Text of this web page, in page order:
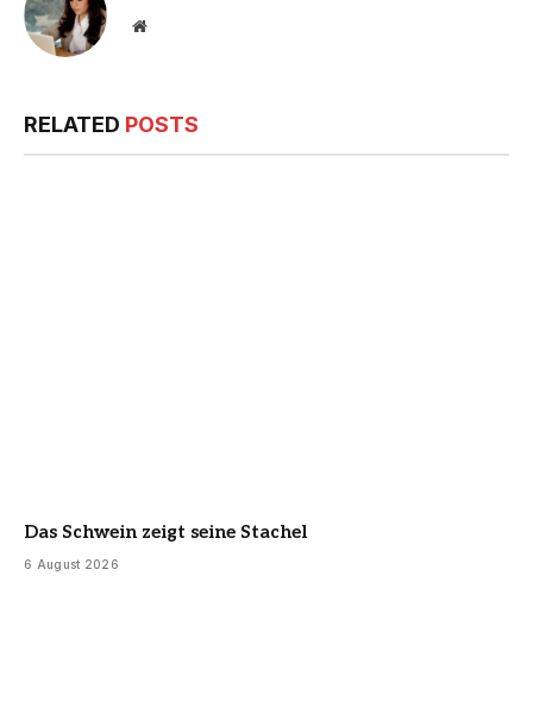
Website
RELATED POSTS
Das Schwein zeigt seine Stachel
6 August 2026